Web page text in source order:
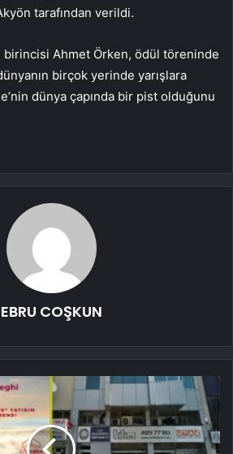
tarafından verildi.
birincisi Ahmet Örken, ödül töreninde
birçok yerinde yarışlara
dünya çapında bir pist olduğunu
EBRU COŞKUN